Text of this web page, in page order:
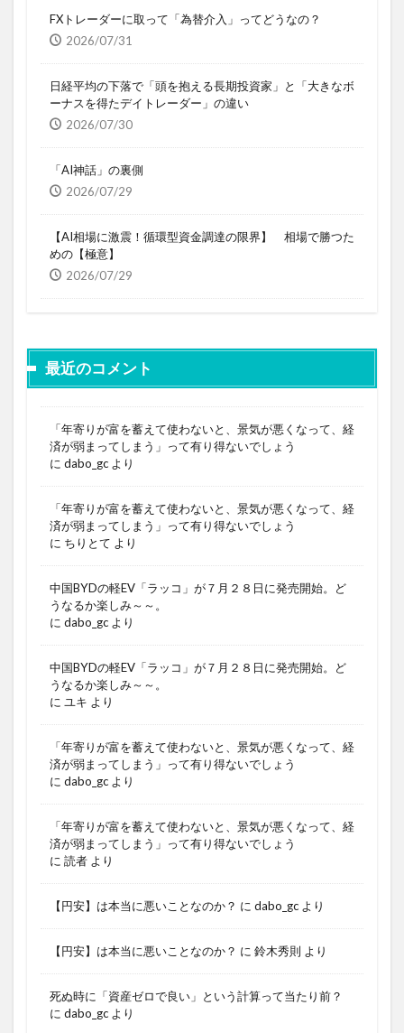
FXトレーダーに取って「為替介入」ってどうなの？
2026/07/31
日経平均の下落で「頭を抱える長期投資家」と「大きなボ
ーナスを得たデイトレーダー」の違い
2026/07/30
「AI神話」の裏側
2026/07/29
【AI相場に激震！循環型資金調達の限界】 相場で勝つた
めの【極意】
2026/07/29
最近のコメント
「年寄りが富を蓄えて使わないと、景気が悪くなって、経
済が弱まってしまう」って有り得ないでしょう
に dabo_gc より
「年寄りが富を蓄えて使わないと、景気が悪くなって、経
済が弱まってしまう」って有り得ないでしょう
に ちりとて より
中国BYDの軽EV「ラッコ」が７月２８日に発売開始。ど
うなるか楽しみ～～。
に dabo_gc より
中国BYDの軽EV「ラッコ」が７月２８日に発売開始。ど
うなるか楽しみ～～。
に ユキ より
「年寄りが富を蓄えて使わないと、景気が悪くなって、経
済が弱まってしまう」って有り得ないでしょう
に dabo_gc より
「年寄りが富を蓄えて使わないと、景気が悪くなって、経
済が弱まってしまう」って有り得ないでしょう
に 読者 より
【円安】は本当に悪いことなのか？ に dabo_gc より
【円安】は本当に悪いことなのか？ に 鈴木秀則 より
死ぬ時に「資産ゼロで良い」という計算って当たり前？
に dabo_gc より